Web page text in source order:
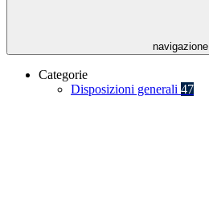
navigazione
Categorie
Disposizioni generali 47